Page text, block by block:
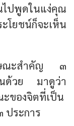
ปพูดในแง่คุณ
ยชน์ก็จะเห็น
ณะสำคัญ ๓
ด้วย มาดูว่า
ของจิตที่เป็น
ประการ